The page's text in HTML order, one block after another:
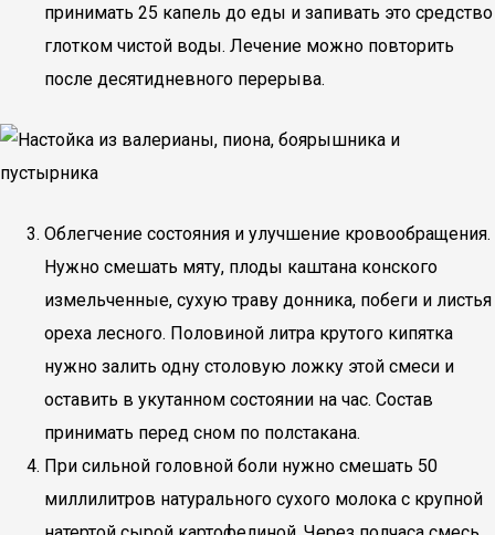
принимать 25 капель до еды и запивать это средство
глотком чистой воды. Лечение можно повторить
после десятидневного перерыва.
Облегчение состояния и улучшение кровообращения.
Нужно смешать мяту, плоды каштана конского
измельченные, сухую траву донника, побеги и листья
ореха лесного. Половиной литра крутого кипятка
нужно залить одну столовую ложку этой смеси и
оставить в укутанном состоянии на час. Состав
принимать перед сном по полстакана.
При сильной головной боли нужно смешать 50
миллилитров натурального сухого молока с крупной